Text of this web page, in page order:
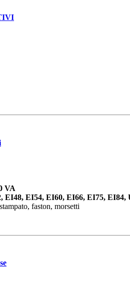
VA
EI48, EI54, EI60, EI66, EI75, EI84,
faston, morsetti